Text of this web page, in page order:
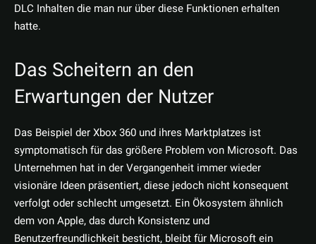
DLC Inhalten die man nur über diese Funktionen erhalten
hatte.
Das Scheitern an den
Erwartungen der Nutzer
Das Beispiel der Xbox 360 und ihres Marktplatzes ist
symptomatisch für das größere Problem von Microsoft. Das
Unternehmen hat in der Vergangenheit immer wieder
visionäre Ideen präsentiert, diese jedoch nicht konsequent
verfolgt oder schlecht umgesetzt. Ein Ökosystem ähnlich
dem von Apple, das durch Konsistenz und
Benutzerfreundlichkeit besticht, bleibt für Microsoft ein